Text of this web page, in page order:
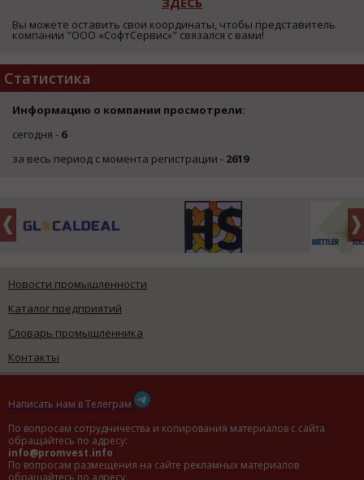
Вы можете оставить свои координаты, чтобы представитель
компании "ООО «СофтСервис»" связался с вами!
Статистика
Информацию о компании просмотрели:
сегодня - 6
за весь период с момента регистрации - 2619
Новости промышленности
Каталог предприятий
Словарь промышленника
Контакты
Написать нам в Телеграм
По вопросам сотрудничества и копирования материалов с сайта
обращайтесь по адресу:
info@promvest.info
По вопросам размещения на сайте рекламных материалов
обращайтесь по адресу: